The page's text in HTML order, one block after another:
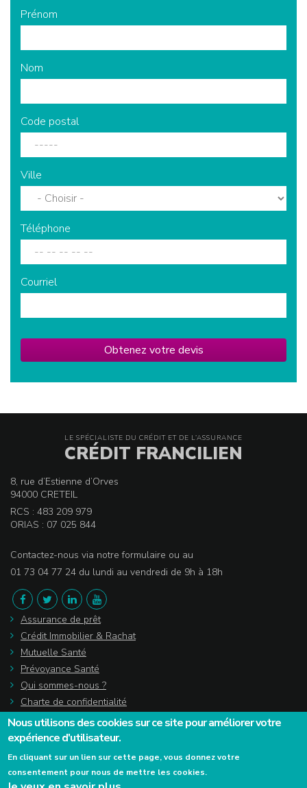
Prénom
Nom
Code postal
Ville
Téléphone
Courriel
Obtenez votre devis
LE SPÉCIALISTE DU CRÉDIT ET DE L’ASSURANCE
CRÉDIT FRANCILIEN
8, rue d’Estienne d’Orves
94000 CRETEIL
RCS : 483 209 979
ORIAS : 07 025 844
Contactez-nous via notre formulaire ou au
01 73 04 77 24 du lundi au vendredi de 9h à 18h
Assurance de prêt
Crédit Immobilier & Rachat
Mutuelle Santé
Prévoyance Santé
Qui sommes-nous ?
Charte de confidentialité
Actualités
Lexique
Témoignages
Nous utilisons des cookies sur ce site pour améliorer votre
expérience d'utilisateur.
En cliquant sur un lien sur cette page, vous donnez votre
consentement pour nous de mettre les cookies.